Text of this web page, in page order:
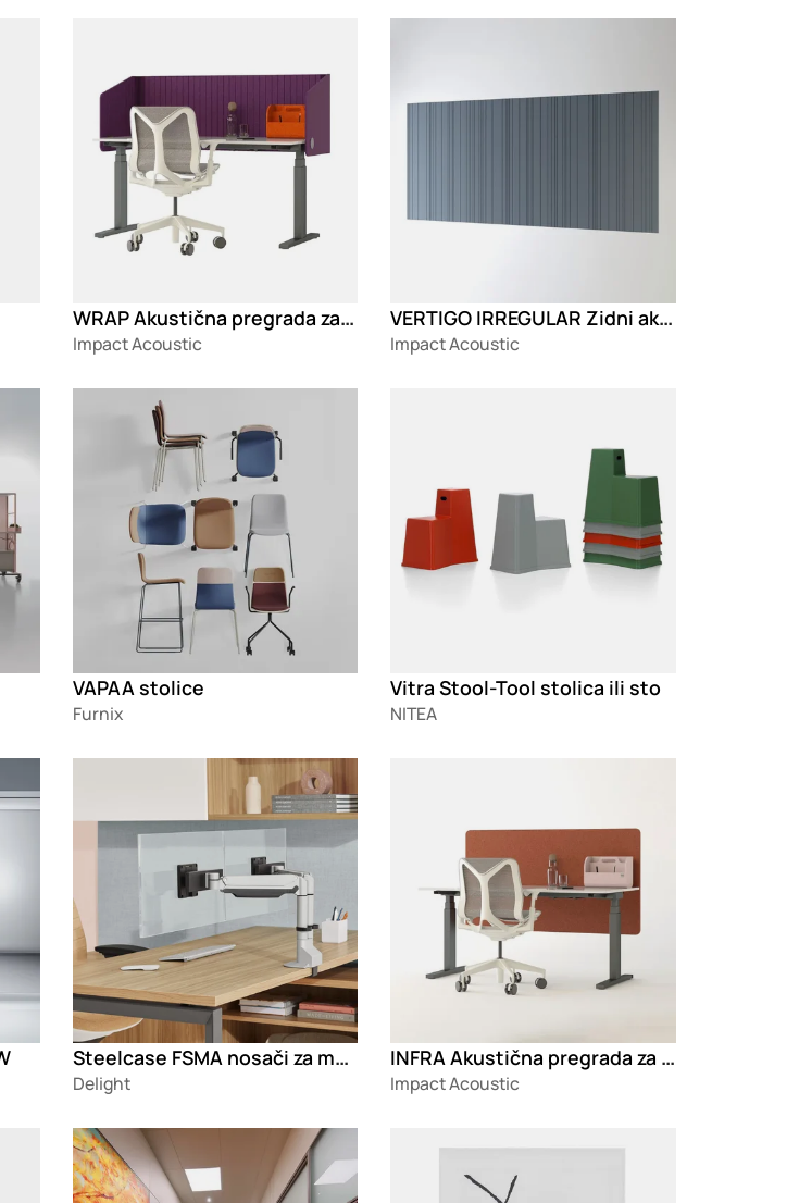
WRAP Akustična pregrada za radni sto
Impact Acoustic
VERTIGO IRREGULAR Zidni akustični panel
Impact Acoustic
VAPAA stolice
Furnix
Vitra Stool-Tool stolica ili sto
NITEA
Steelcase FSMA nosači za monitore
Delight
INFRA Akustična pregrada za radni sto
Impact Acoustic
Loading